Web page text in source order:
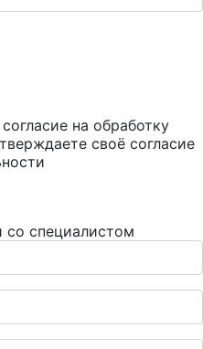
на обработку
своё согласие
со специалистом